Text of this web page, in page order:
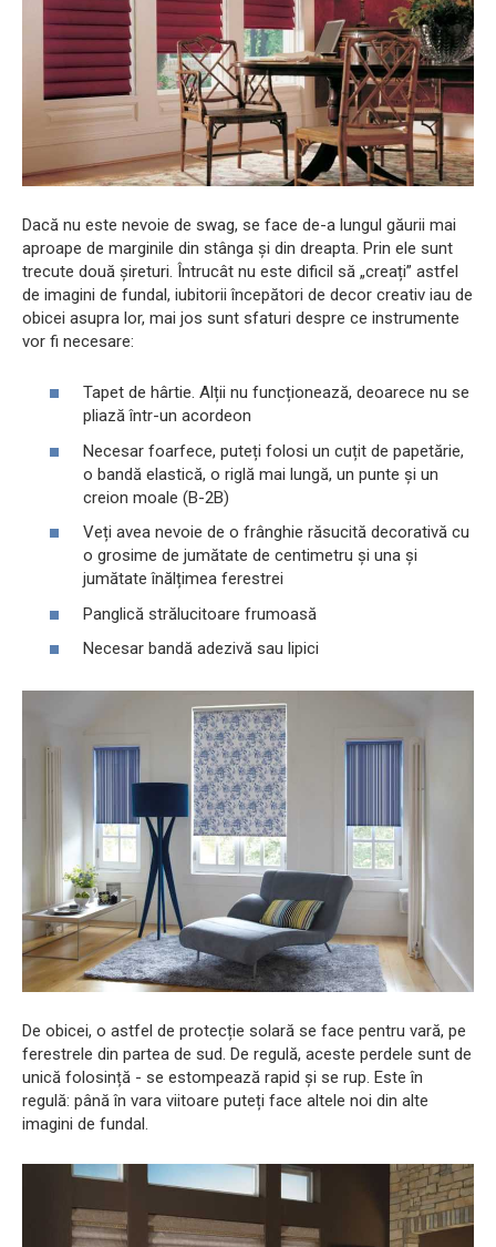
Dacă nu este nevoie de swag, se face de-a lungul găurii mai
aproape de marginile din stânga și din dreapta. Prin ele sunt
trecute două șireturi. Întrucât nu este dificil să „creați” astfel
de imagini de fundal, iubitorii începători de decor creativ iau de
obicei asupra lor, mai jos sunt sfaturi despre ce instrumente
vor fi necesare:
Tapet de hârtie. Alții nu funcționează, deoarece nu se
pliază într-un acordeon
Necesar foarfece, puteți folosi un cuțit de papetărie,
o bandă elastică, o riglă mai lungă, un punte și un
creion moale (B-2B)
Veți avea nevoie de o frânghie răsucită decorativă cu
o grosime de jumătate de centimetru și una și
jumătate înălțimea ferestrei
Panglică strălucitoare frumoasă
Necesar bandă adezivă sau lipici
De obicei, o astfel de protecție solară se face pentru vară, pe
ferestrele din partea de sud. De regulă, aceste perdele sunt de
unică folosință - se estompează rapid și se rup. Este în
regulă: până în vara viitoare puteți face altele noi din alte
imagini de fundal.